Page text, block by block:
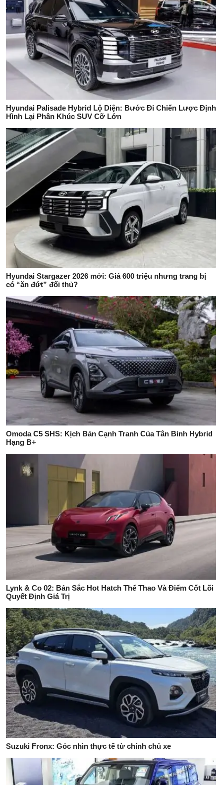
Hyundai Palisade Hybrid Lộ Diện: Bước Đi Chiến Lược Định
Hình Lại Phân Khúc SUV Cỡ Lớn
Hyundai Stargazer 2026 mới: Giá 600 triệu nhưng trang bị
có “ăn đứt” đối thủ?
Omoda C5 SHS: Kịch Bản Cạnh Tranh Của Tân Binh Hybrid
Hạng B+
Lynk & Co 02: Bản Sắc Hot Hatch Thể Thao Và Điểm Cốt Lõi
Quyết Định Giá Trị
Suzuki Fronx: Góc nhìn thực tế từ chính chủ xe